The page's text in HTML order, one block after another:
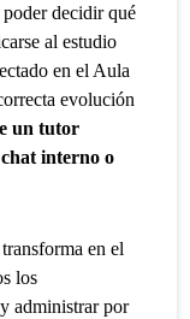
decidir qué
al estudio
en el Aula
evolución
un tutor
chat interno o
en el
los
administrar por